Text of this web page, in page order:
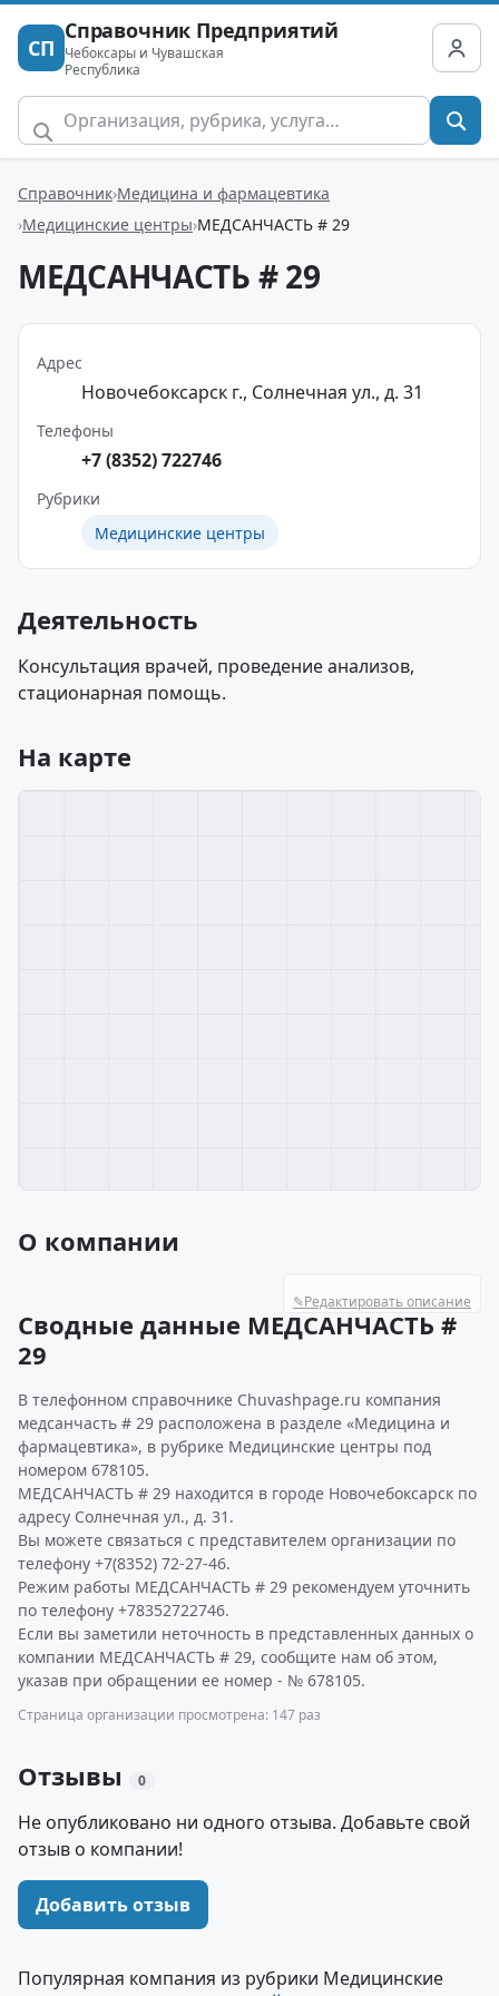
СП
Справочник Предприятий
Чебоксары и Чувашская
Республика
Справочник Медицина и фармацевтика
Медицинские центры МЕДСАНЧАСТЬ # 29
МЕДСАНЧАСТЬ # 29
Адрес
Новочебоксарск г., Солнечная ул., д. 31
Телефоны
+7 (8352) 722746
Рубрики
Медицинские центры
Деятельность
Консультация врачей, проведение анализов,
стационарная помощь.
На карте
О компании
✎Редактировать описание
Сводные данные МЕДСАНЧАСТЬ #
29
В телефонном справочнике Chuvashpage.ru компания
медсанчасть # 29 расположена в разделе «Медицина и
фармацевтика», в рубрике Медицинские центры под
номером 678105.
МЕДСАНЧАСТЬ # 29 находится в городе Новочебоксарск по
адресу Солнечная ул., д. 31.
Вы можете связаться с представителем организации по
телефону +7(8352) 72-27-46.
Режим работы МЕДСАНЧАСТЬ # 29 рекомендуем уточнить
по телефону +78352722746.
Если вы заметили неточность в представленных данных о
компании МЕДСАНЧАСТЬ # 29, сообщите нам об этом,
указав при обращении ее номер - № 678105.
Страница организации просмотрена: 147 раз
Отзывы 0
Не опубликовано ни одного отзыва. Добавьте свой
отзыв о компании!
Добавить отзыв
Популярная компания из рубрики Медицинские